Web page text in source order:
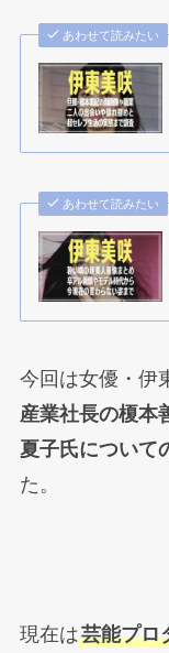
あわせて読みたい
あわせて読みたい
今回は女優・伊
産業社長の榎本
夏子氏について
た。
現在は芸能プロ